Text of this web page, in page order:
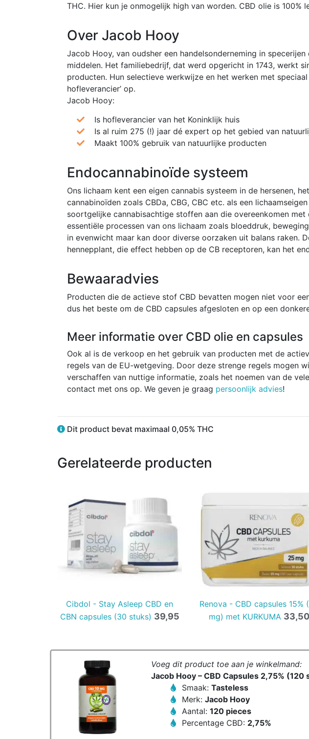
THC. Hier kun je onmogelijk high van worden. CBD olie is 100%
Over Jacob Hooy
Jacob Hooy, van oudsher een handelsonderneming in
middelen. Het familiebedrijf, dat werd opgericht in 1743, werkt
producten. Hun selectieve werkwijze en het werken met
hofleverancier’ op.
Jacob Hooy:
Is hofleverancier van het Koninklijk huis
Is al ruim 275 (!) jaar dé expert op het gebied van
Maakt 100% gebruik van natuurlijke producten
Endocannabinoïde systeem
Ons lichaam kent een eigen cannabis systeem in de hersenen,
cannabinoïden zoals CBDa, CBG, CBC etc. als een
soortgelijke cannabisachtige stoffen aan die overeenkomen
essentiële processen van ons lichaam zoals bloeddruk,
in evenwicht maar kan door diverse oorzaken uit balans raken.
hennepplant, die effect hebben op de CB receptoren, kan het
Bewaaradvies
Producten die de actieve stof CBD bevatten mogen niet voor
dus het beste om de CBD capsules afgesloten en op een
Meer informatie over CBD olie en capsules
Ook al is de verkoop en het gebruik van producten met de
regels van de EU-wetgeving. Door deze strenge regels mogen
verschaffen van nuttige informatie, zoals het noemen van de
contact met ons op. We geven je graag persoonlijk advies!
Dit product bevat maximaal 0,05% THC
Gerelateerde producten
Cibdol - Stay Asleep CBD en
CBN capsules (30 stuks) 39,95
Renova - CBD capsules 15%
mg) met KURKUMA 33,50
Voeg dit product toe aan je winkelmand:
Jacob Hooy – CBD Capsules 2,75% (120
Smaak: Tasteless
Merk: Jacob Hooy
Aantal: 120 pieces
Percentage CBD: 2,75%